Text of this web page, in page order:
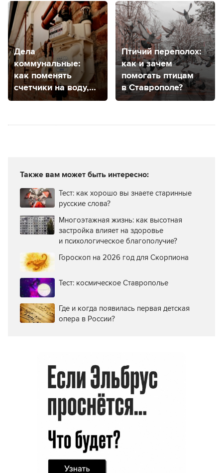
тревогу?
Дела
коммунальные:
как поменять
счетчики на воду,
электричество
Птичий переполох:
как и зачем
помогать птицам
в Ставрополе?
Также вам может быть интересно:
Тест: как хорошо вы знаете старинные
русские слова?
Многоэтажная жизнь: как высотная
застройка влияет на здоровье
и психологическое благополучие?
Гороскоп на 2026 год для Скорпиона
Тест: космическое Ставрополье
Где и когда появилась первая детская
опера в России?